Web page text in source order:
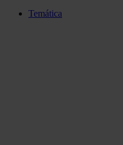
Temática